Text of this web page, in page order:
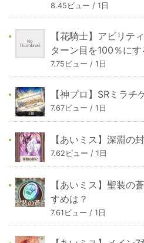
8.45ビュー / 1日
【花騎士】アビリ
ターン目を100％にす
7.75ビュー / 1日
【神プロ】SRミラチ
7.67ビュー / 1日
【あいミス】深淵の
7.62ビュー / 1日
【あいミス】聖装の
すめは？
7.61ビュー / 1日